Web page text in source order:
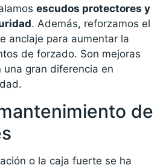
escudos protectores y
. Además, reforzamos el
anclaje para aumentar la
de forzado. Son mejoras
una gran diferencia en
de
o la caja fuerte se ha